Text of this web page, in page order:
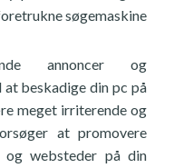
søgemaskine
annoncer og
beskadige din pc på
meget irriterende og
at promovere
og websteder på din